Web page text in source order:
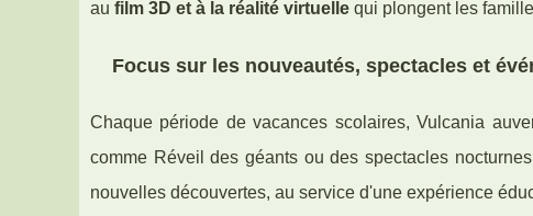
au film 3D et à la réalité virtuelle qui plongent les
Focus sur les nouveautés, spectacles et
Chaque période de vacances scolaires, Vulcania
comme Réveil des géants ou des spectacles
nouvelles découvertes, au service d'une expérience